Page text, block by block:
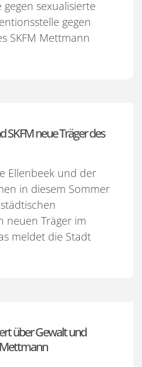
sexualisierte
gegen
SKFM Mettmann
SKFM neue Träger des
Ellenbeek und der
in diesem Sommer
neuen Träger im
meldet die Stadt
über Gewalt und